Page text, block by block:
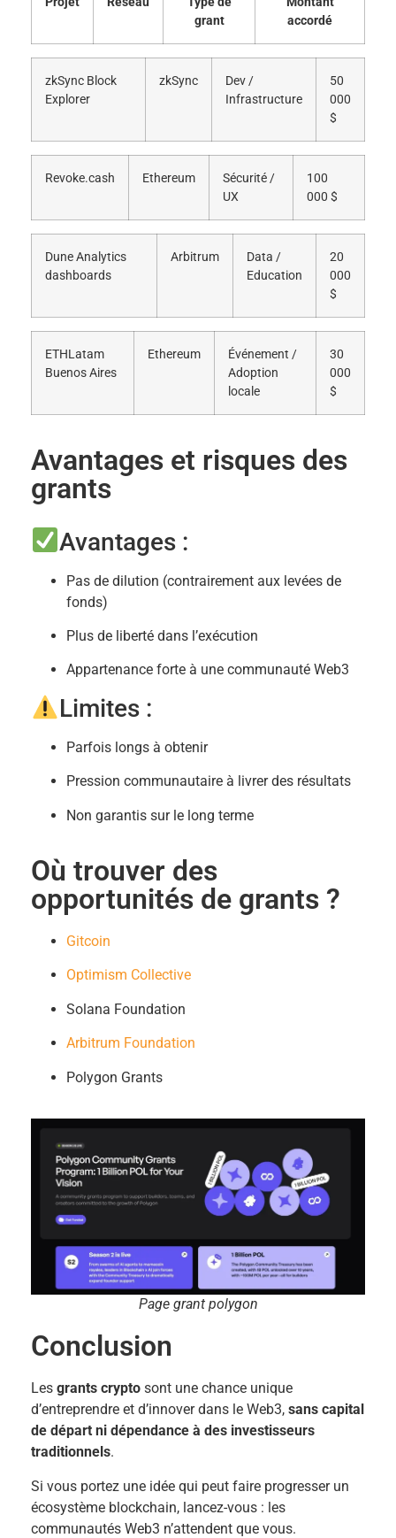
grant
accordé
zkSync Block
Explorer
zkSync
Dev /
Infrastructure
50
000
$
Revoke.cash Ethereum
Sécurité /
UX
100
000 $
Dune Analytics
dashboards
Arbitrum
Data /
Education
20
000
$
ETHLatam
Buenos Aires
Ethereum
Événement /
Adoption
locale
30
000
$
Avantages et risques des
grants
Avantages :
Pas de dilution (contrairement aux levées de
fonds)
Plus de liberté dans l’exécution
Appartenance forte à une communauté Web3
Limites :
Parfois longs à obtenir
Pression communautaire à livrer des résultats
Non garantis sur le long terme
Où trouver des
opportunités de grants ?
Gitcoin
Optimism Collective
Solana Foundation
Arbitrum Foundation
Polygon Grants
Page grant polygon
Conclusion
Les grants crypto sont une chance unique
d’entreprendre et d’innover dans le Web3, sans capital
de départ ni dépendance à des investisseurs
traditionnels.
Si vous portez une idée qui peut faire progresser un
écosystème blockchain, lancez-vous : les
communautés Web3 n’attendent que vous.